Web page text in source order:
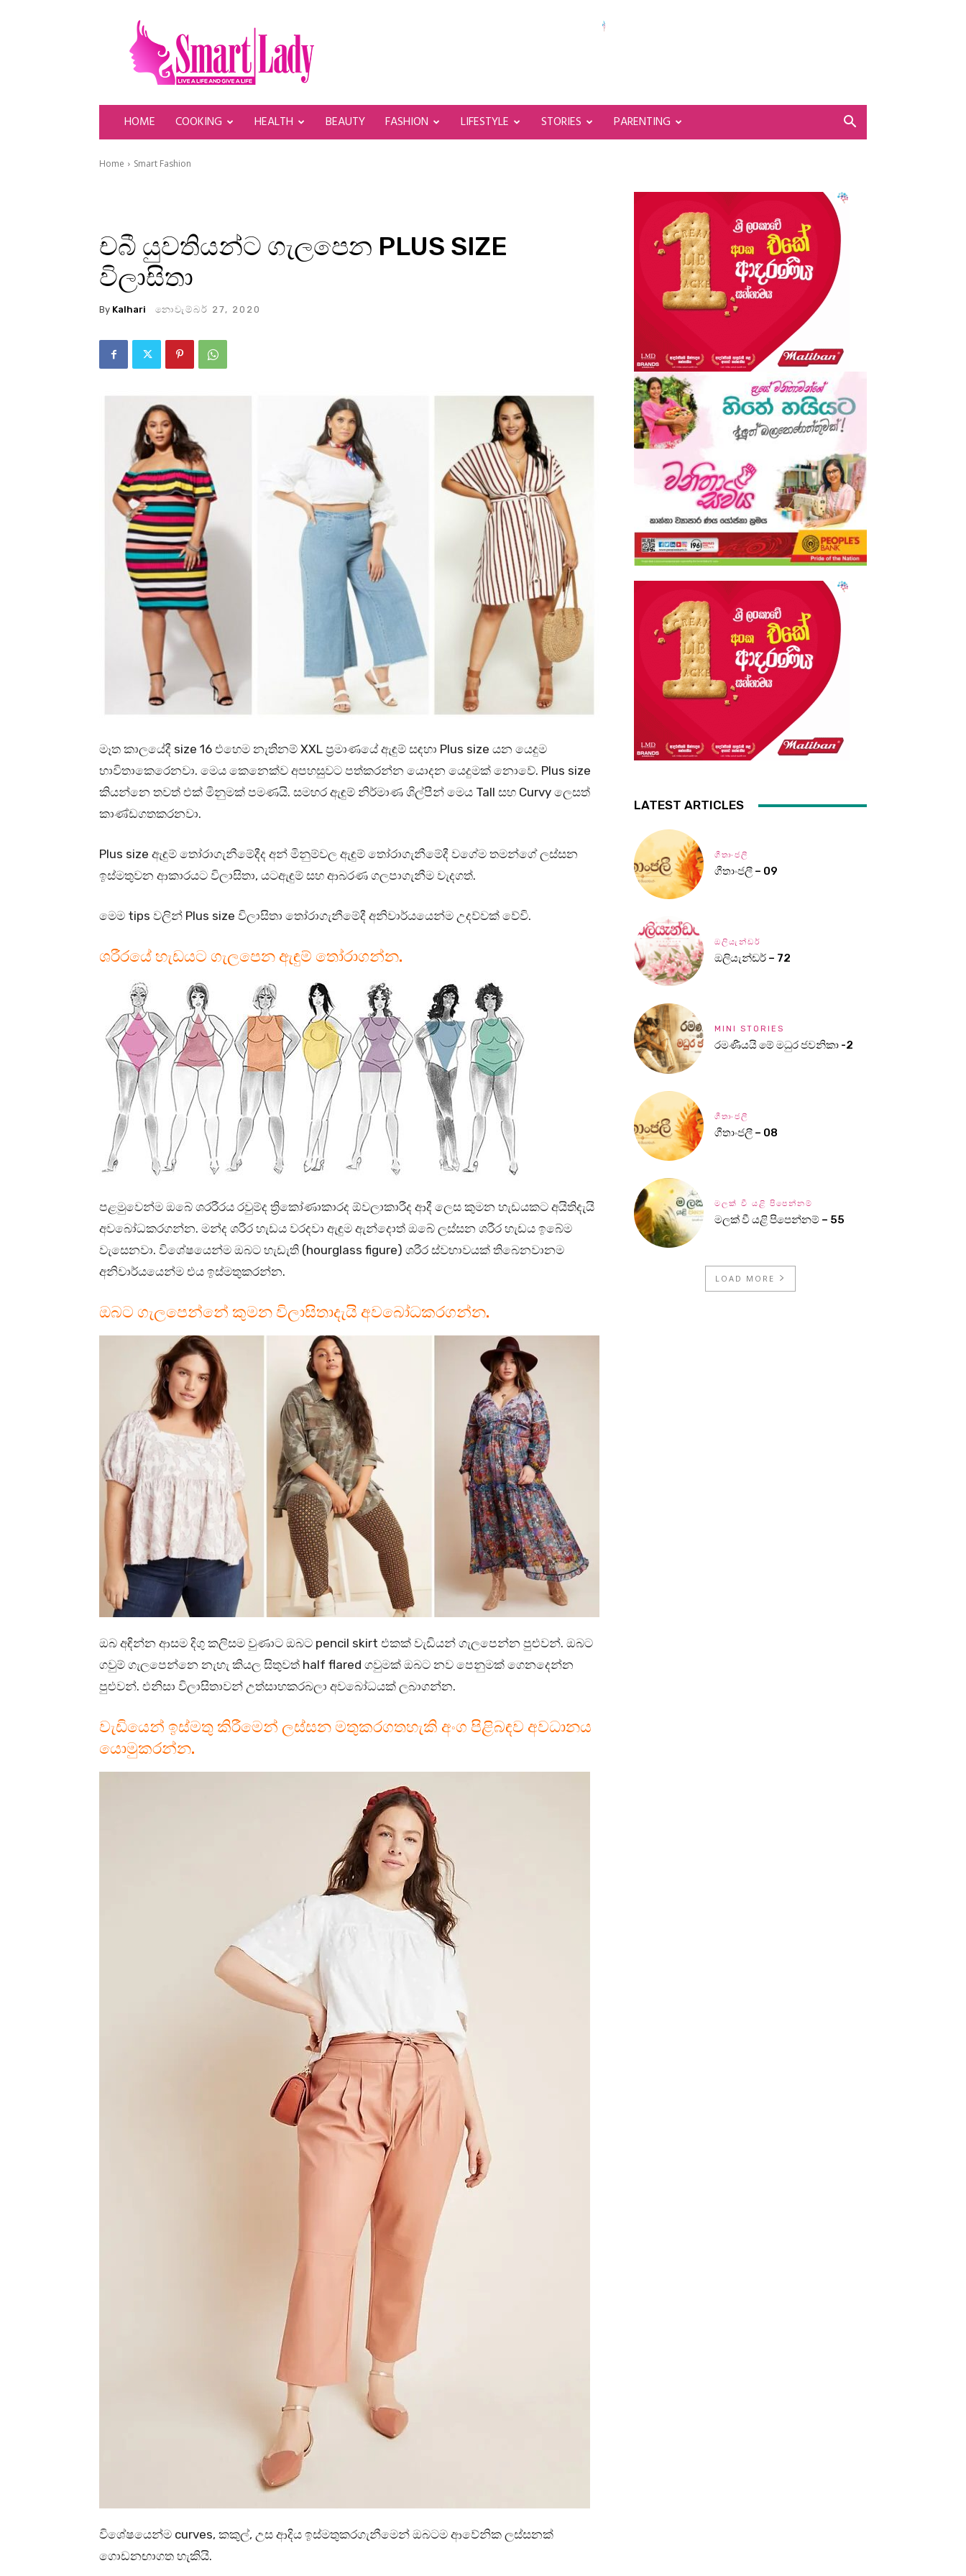
SmartLady
HOME COOKING HEALTH BEAUTY FASHION LIFESTYLE STORIES PARENTING
Home Smart Fashion
චබී යුවතියන්ට ගැලපෙන PLUS SIZE
විලාසිතා
By Kalhari නොවැම්බර් 27, 2020
මෑත කාලයේදී size 16 එහෙම නැතිනම් XXL ප්‍රමාණයේ ඇඳුම් සඳහා Plus size යන යෙදුම
භාවිතාකෙරෙනවා. මෙය කෙනෙක්ව අපහසුවට පත්කරන්න යොදන යෙදුමක් නොවේ. Plus size
කියන්නෙ තවත් එක් මිනුමක් පමණයි. සමහර ඇඳුම් නිර්මාණ ශිල්පීන් මෙය Tall සහ Curvy ලෙසත්
කාණ්ඩගතකරනවා.
Plus size ඇඳුම් තෝරාගැනීමේදීද අන් මිනුම්වල ඇඳුම් තෝරාගැනීමේදී වගේම තමන්ගේ ලස්සන
ඉස්මතුවන ආකාරයට විලාසිතා, යටඇඳුම් සහ ආබරණ ගලපාගැනීම වැදගත්.
මෙම tips වලින් Plus size විලාසිතා තෝරාගැනීමේදී අනිවාර්යයෙන්ම උදව්වක් වේවි.
ශරීරයේ හැඩයට ගැලපෙන ඇඳුම් තෝරාගන්න.
පළමුවෙන්ම ඔබේ ශරරීරය රවුම්ද ත්‍රිකෝණාකාරද ඕවලාකාරීද ආදී ලෙස කුමන හැඩයකට අයිතිදැයි
අවබෝධකරගන්න. මන්ද ශරීර හැඩය වරදවා ඇඳුම ඇන්දොත් ඔබේ ලස්සන ශරීර හැඩය ඉබේම
වැසෙනවා. විශේෂයෙන්ම ඔබට හැඩැති (hourglass figure) ශරීර ස්වභාවයක් තිබෙනවානම
අනිවාර්යයෙන්ම එය ඉස්මතුකරන්න.
ඔබට ගැලපෙන්නේ කුමන විලාසිතාදැයි අවබෝධකරගන්න.
ඔබ අඳින්න ආසම දිගු කලිසම වුණාට ඔබට pencil skirt එකක් වැඩියන් ගැලපෙන්න පුළුවන්. ඔබට
ගවුම් ගැලපෙන්නෙ නැහැ කියල සිතුවත් half flared ගවුමක් ඔබට නව පෙනුමක් ගෙනදෙන්න
පුළුවන්. එනිසා විලාසිතාවන් උත්සාහකරබලා අවබෝධයක් ලබාගන්න.
වැඩියෙන් ඉස්මතු කිරීමෙන් ලස්සන මතුකරගතහැකි අංග පිළිබඳව අවධානය
යොමුකරන්න.
විශේෂයෙන්ම curves, කකුල්, උස ආදිය ඉස්මතුකරගැනීමෙන් ඔබටම ආවේනික ලස්සනක්
ගොඩනඟාගත හැකියි.
LATEST ARTICLES
ගීතාංජලී
ගීතාංජලී – 09
ඔලියැන්ඩර්
ඔලියැන්ඩර් – 72
MINI STORIES
රමණීයයි මේ මධුර ජවනිකා -2
ගීතාංජලී
ගීතාංජලී – 08
මලක් වී යළි පිපෙන්නම්
මලක් වී යළි පිපෙන්නම් – 55
LOAD MORE